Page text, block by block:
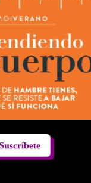
Suscríbete